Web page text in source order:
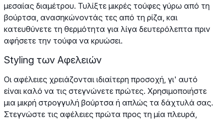
μεσαίας διαμέτρου. Τυλίξτε μικρές τούφες γύρω από τη
βούρτσα, ανασηκώνοντάς τες από τη ρίζα, και
κατευθύνετε τη θερμότητα για λίγα δευτερόλεπτα πριν
αφήσετε την τούφα να κρυώσει.
Styling των Αφελειών
Οι αφέλειες χρειάζονται ιδιαίτερη προσοχή, γι' αυτό
είναι καλό να τις στεγνώνετε πρώτες. Χρησιμοποιήστε
μια μικρή στρογγυλή βούρτσα ή απλώς τα δάχτυλά σας.
Στεγνώστε τις αφέλειες πρώτα προς τη μία πλευρά,